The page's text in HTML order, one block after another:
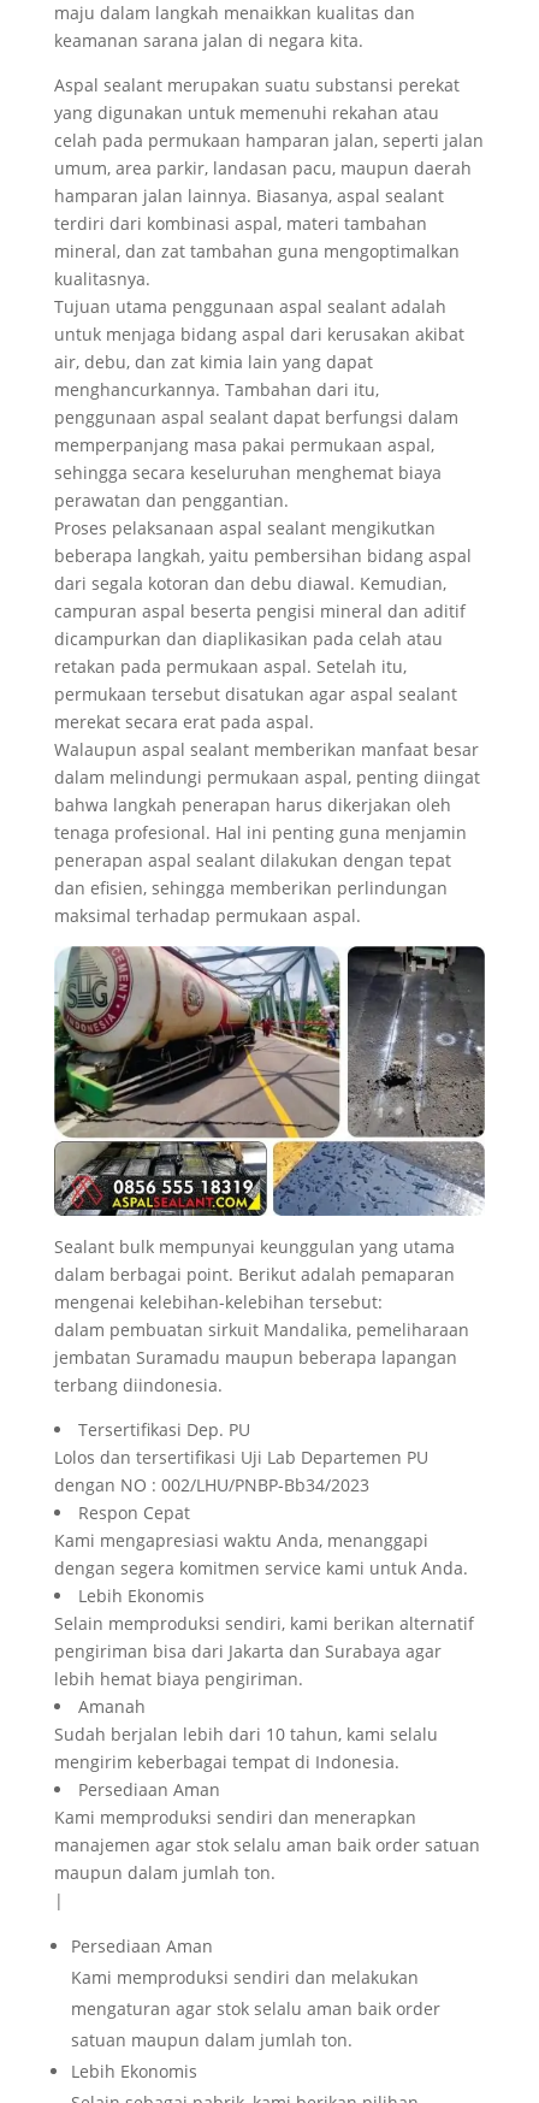
maju dalam langkah menaikkan kualitas dan
keamanan sarana jalan di negara kita.
Aspal sealant merupakan suatu substansi perekat
yang digunakan untuk memenuhi rekahan atau
celah pada permukaan hamparan jalan, seperti jalan
umum, area parkir, landasan pacu, maupun daerah
hamparan jalan lainnya. Biasanya, aspal sealant
terdiri dari kombinasi aspal, materi tambahan
mineral, dan zat tambahan guna mengoptimalkan
kualitasnya.
Tujuan utama penggunaan aspal sealant adalah
untuk menjaga bidang aspal dari kerusakan akibat
air, debu, dan zat kimia lain yang dapat
menghancurkannya. Tambahan dari itu,
penggunaan aspal sealant dapat berfungsi dalam
memperpanjang masa pakai permukaan aspal,
sehingga secara keseluruhan menghemat biaya
perawatan dan penggantian.
Proses pelaksanaan aspal sealant mengikutkan
beberapa langkah, yaitu pembersihan bidang aspal
dari segala kotoran dan debu diawal. Kemudian,
campuran aspal beserta pengisi mineral dan aditif
dicampurkan dan diaplikasikan pada celah atau
retakan pada permukaan aspal. Setelah itu,
permukaan tersebut disatukan agar aspal sealant
merekat secara erat pada aspal.
Walaupun aspal sealant memberikan manfaat besar
dalam melindungi permukaan aspal, penting diingat
bahwa langkah penerapan harus dikerjakan oleh
tenaga profesional. Hal ini penting guna menjamin
penerapan aspal sealant dilakukan dengan tepat
dan efisien, sehingga memberikan perlindungan
maksimal terhadap permukaan aspal.
Sealant bulk mempunyai keunggulan yang utama
dalam berbagai point. Berikut adalah pemaparan
mengenai kelebihan-kelebihan tersebut:
dalam pembuatan sirkuit Mandalika, pemeliharaan
jembatan Suramadu maupun beberapa lapangan
terbang diindonesia.
Tersertifikasi Dep. PU
Lolos dan tersertifikasi Uji Lab Departemen PU
dengan NO : 002/LHU/PNBP-Bb34/2023
Respon Cepat
Kami mengapresiasi waktu Anda, menanggapi
dengan segera komitmen service kami untuk Anda.
Lebih Ekonomis
Selain memproduksi sendiri, kami berikan alternatif
pengiriman bisa dari Jakarta dan Surabaya agar
lebih hemat biaya pengiriman.
Amanah
Sudah berjalan lebih dari 10 tahun, kami selalu
mengirim keberbagai tempat di Indonesia.
Persediaan Aman
Kami memproduksi sendiri dan menerapkan
manajemen agar stok selalu aman baik order satuan
maupun dalam jumlah ton.
|
Persediaan Aman
Kami memproduksi sendiri dan melakukan
mengaturan agar stok selalu aman baik order
satuan maupun dalam jumlah ton.
Lebih Ekonomis